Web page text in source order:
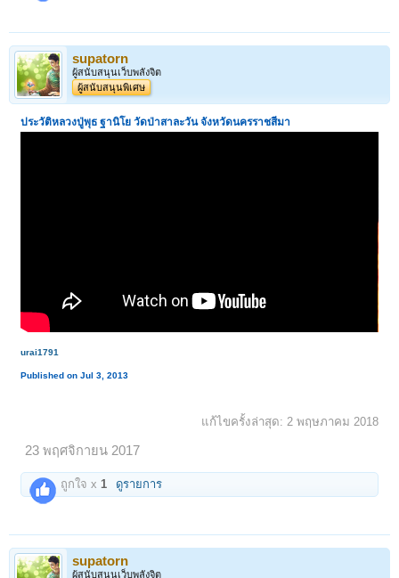
supatorn
ผู้สนับสนุนเว็บพลังจิต
ผู้สนับสนุนพิเศษ
ประวัติหลวงปู่พุธ ฐานิโย วัดป่าสาละวัน จังหวัดนครราชสีมา
urai1791
Published on Jul 3, 2013
แก้ไขครั้งล่าสุด: 2 พฤษภาคม 2018
23 พฤศจิกายน 2017
ถูกใจ x1 ดูรายการ
supatorn
ผู้สนับสนุนเว็บพลังจิต